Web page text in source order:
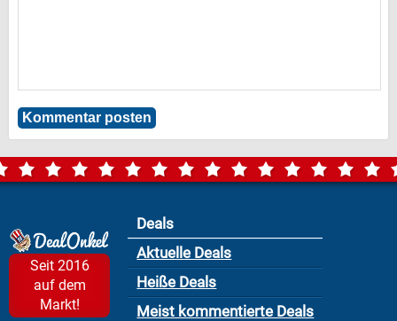
Seit 2016
auf dem
Markt!
Deals
Aktuelle Deals
Heiße Deals
Meist kommentierte Deals